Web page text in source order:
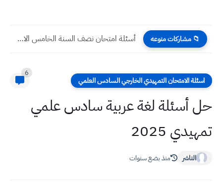
📁 مشاركات منوعه أسئلة امتحان نصف السنة الخامس الادبي جميع المواد
اسئلة الامتحان التمهيدي الخارجي السادس العلمي
6
حل أسئلة لغة عربية سادس علمي
تمهيدي 2025
الناشر منذ بضع سنوات